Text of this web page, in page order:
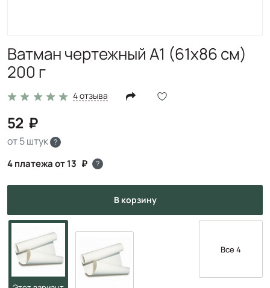
Ватман чертежный А1 (61x86 см)
200 г
4 отзыва
52
от 5 штук ?
4 платежа от 13 ?
в корзину
Все 4